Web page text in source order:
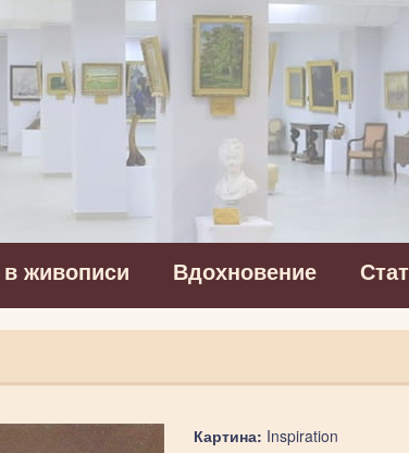
живописи Вдохновение
Картина: Inspiration